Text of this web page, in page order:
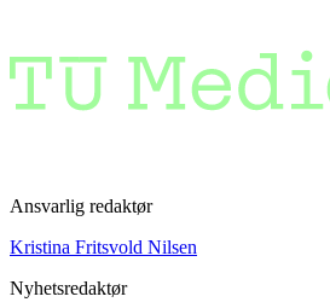
Ansvarlig redaktør
Kristina Fritsvold Nilsen
Nyhetsredaktør